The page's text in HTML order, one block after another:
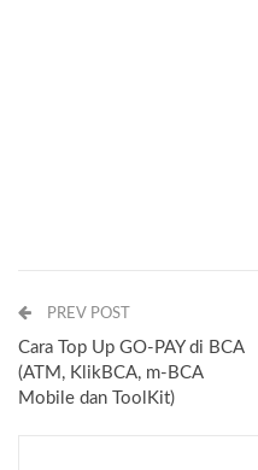
PREV POST
Cara Top Up GO-PAY di BCA
(ATM, KlikBCA, m-BCA
Mobile dan ToolKit)